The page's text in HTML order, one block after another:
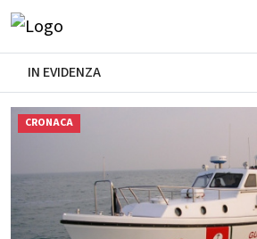
IN EVIDENZA
CRONACA